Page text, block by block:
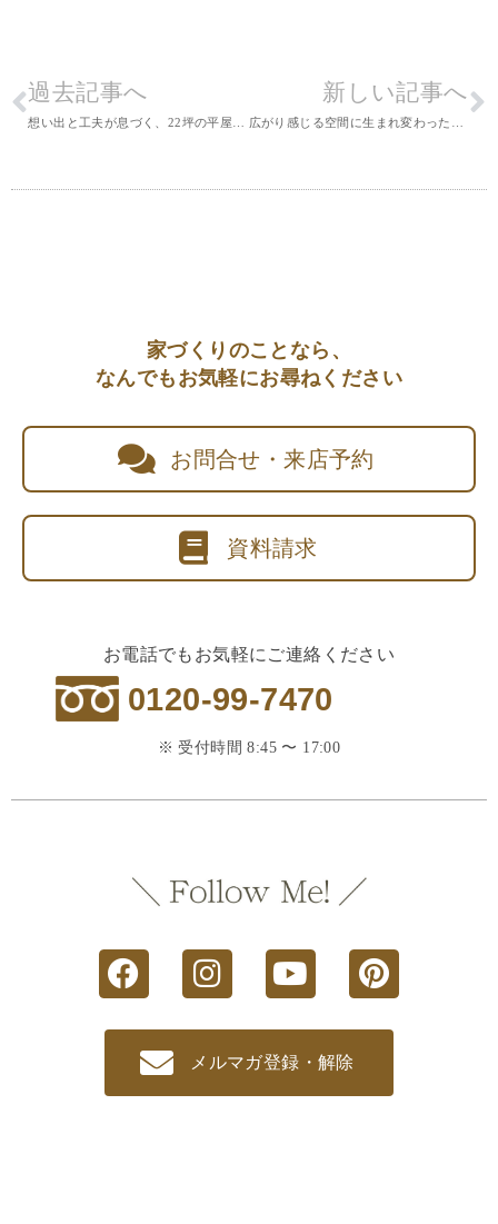
過去記事へ 新しい記事へ
家づくりのことなら、
なんでもお気軽にお尋ねください
お問合せ・来店予約
資料請求
お電話でもお気軽にご連絡ください
0120-99-7470
※ 受付時間 8:45 〜 17:00
メルマガ登録・解除